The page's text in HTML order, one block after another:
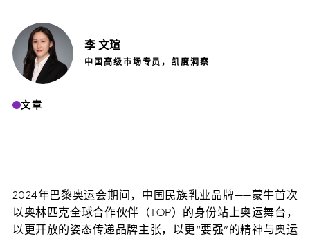
李 文瑄
中国高级市场专员，凯度洞察
文章
2024年巴黎奥运会期间，中国民族乳业品牌——蒙牛首次
以奥林匹克全球合作伙伴（TOP）的身份站上奥运舞台，
以更开放的姿态传递品牌主张，以更“要强”的精神与奥运